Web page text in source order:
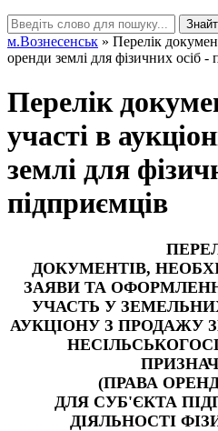
м.Вознесенськ » Перелік
оренди землі для фізичних осіб -
Перелік
участі в
землі для
підприємців
ДОКУМЕНТІВ,
ЗАЯВИ ТА
УЧАСТЬ У
АУКЦІОНУ З ПРОДАЖУ
(ПРАВА
ДЛЯ СУБ'ЄКТА
ДІЯЛЬНОСТІ